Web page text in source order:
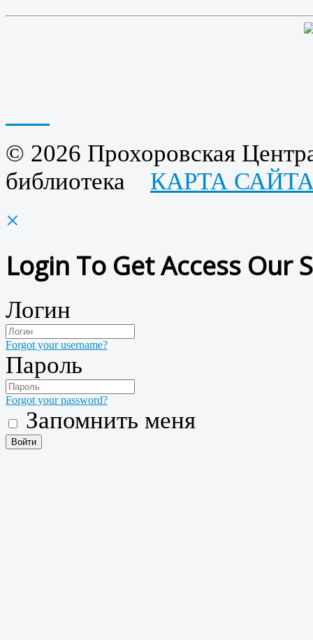
© 2026 Прохоровская
библиотека КАРТА
×
Login To Get Access Our
Логин
Forgot your username?
Пароль
Forgot your password?
Запомнить меня